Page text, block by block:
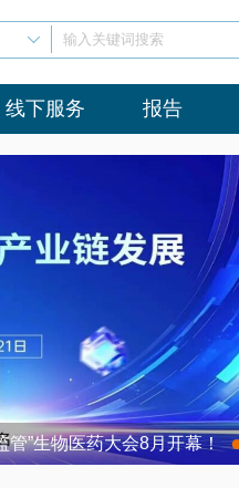
输入关键词搜索
线下服务 报告
管”生物医药大会8月开幕！